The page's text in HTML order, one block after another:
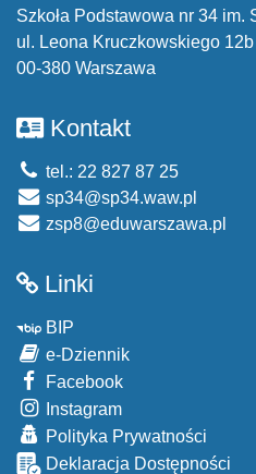
Szkoła Podstawowa nr 34 im.
ul. Leona Kruczkowskiego 12b
00-380 Warszawa
Kontakt
tel.: 22 827 87 25
sp34@sp34.waw.pl
zsp8@eduwarszawa.pl
Linki
BIP
e-Dziennik
Facebook
Instagram
Polityka Prywatności
Deklaracja Dostępności